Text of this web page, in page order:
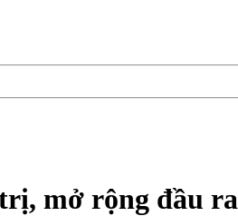
mở rộng đầu ra